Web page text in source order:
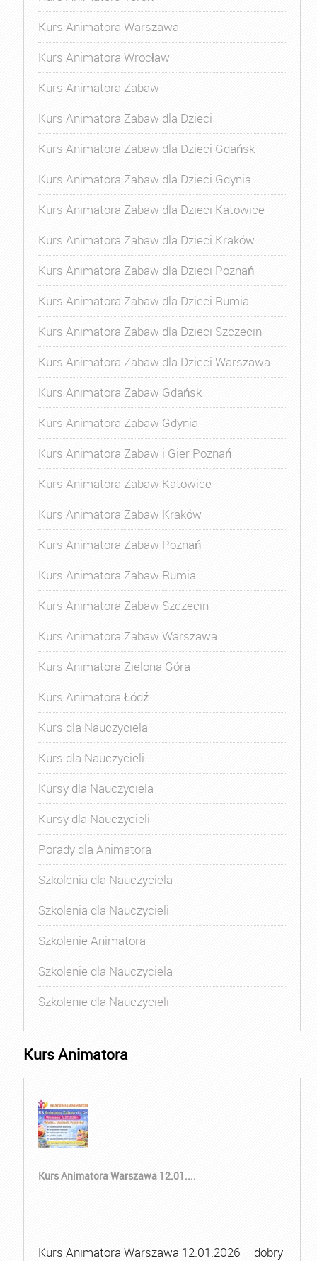
Kurs Animatora Warszawa
Kurs Animatora Wrocław
Kurs Animatora Zabaw
Kurs Animatora Zabaw dla Dzieci
Kurs Animatora Zabaw dla Dzieci Gdańsk
Kurs Animatora Zabaw dla Dzieci Gdynia
Kurs Animatora Zabaw dla Dzieci Katowice
Kurs Animatora Zabaw dla Dzieci Kraków
Kurs Animatora Zabaw dla Dzieci Poznań
Kurs Animatora Zabaw dla Dzieci Rumia
Kurs Animatora Zabaw dla Dzieci Szczecin
Kurs Animatora Zabaw dla Dzieci Warszawa
Kurs Animatora Zabaw Gdańsk
Kurs Animatora Zabaw Gdynia
Kurs Animatora Zabaw i Gier Poznań
Kurs Animatora Zabaw Katowice
Kurs Animatora Zabaw Kraków
Kurs Animatora Zabaw Poznań
Kurs Animatora Zabaw Rumia
Kurs Animatora Zabaw Szczecin
Kurs Animatora Zabaw Warszawa
Kurs Animatora Zielona Góra
Kurs Animatora Łódź
Kurs dla Nauczyciela
Kurs dla Nauczycieli
Kursy dla Nauczyciela
Kursy dla Nauczycieli
Porady dla Animatora
Szkolenia dla Nauczyciela
Szkolenia dla Nauczycieli
Szkolenie Animatora
Szkolenie dla Nauczyciela
Szkolenie dla Nauczycieli
Kurs Animatora
Kurs Animatora Warszawa 12.01....
Kurs Animatora Warszawa 12.01.2026 – dobry